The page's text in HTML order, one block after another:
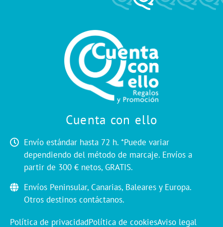
Cuenta con ello
Envío estándar hasta 72 h. *Puede variar
dependiendo del método de marcaje. Envíos a
partir de 300 € netos, GRATIS.
Envíos Peninsular, Canarias, Baleares y Europa.
Otros destinos contáctanos.
Política de privacidadPolítica de cookiesAviso legal